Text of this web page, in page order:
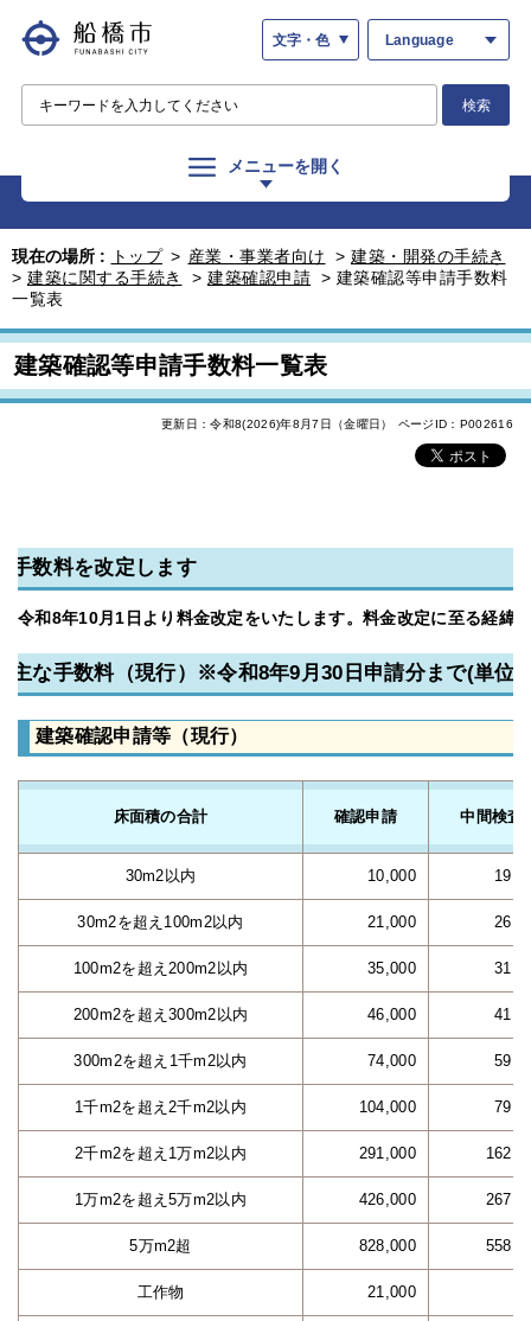
文字・色 Language
検索
メニューを開く
現在の場所 : トップ > 産業・事業者向け > 建築・開発の手続き
> 建築に関する手続き > 建築確認申請 > 建築確認等申請手数料
一覧表
建築確認等申請手数料一覧表
更新日：令和8(2026)年8月7日（金曜日） ページID：P002616
手数料を改定します
令和8年10月1日より料金改定をいたします。料金改定に至る経緯
主な手数料（現行）※令和8年9月30日申請分まで(単位
建築確認申請等（現行）
床面積の合計 確認申請 中間検査
30m2以内 10,000
30m2を超え100m2以内 21,000
100m2を超え200m2以内 35,000
200m2を超え300m2以内 46,000
300m2を超え1千m2以内 74,000
1千m2を超え2千m2以内 104,000
2千m2を超え1万m2以内 291,000
1万m2を超え5万m2以内 426,000
5万m2超 828,000
工作物 21,000